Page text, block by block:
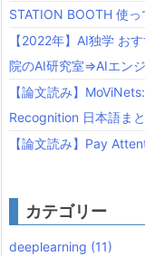
STATION BOOTH 使
【2022年】AI独学 お
院のAI研究室⇒AIエン
【論文読み】
Recognition 日本語ま
【論文読み】Pay
カテゴリー
deeplearning (11)